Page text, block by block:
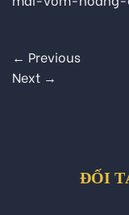
← Previous
Next →
ĐỐI